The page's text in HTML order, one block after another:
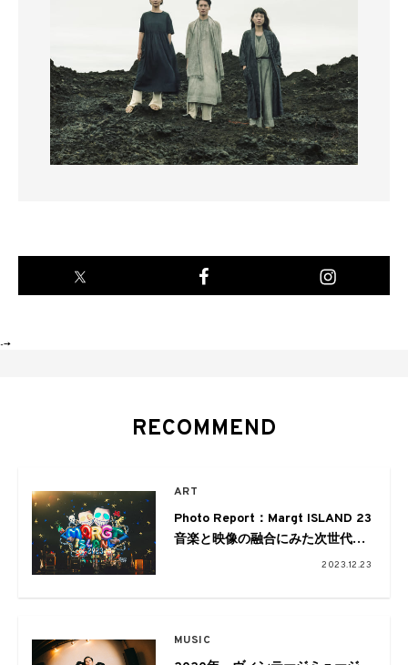
-->
RECOMMEND
ART
Photo Report：Margt ISLAND 23
音楽と映像の融合にみた次世代の
エンターティンメントのかたち
2023.12.23
MUSIC